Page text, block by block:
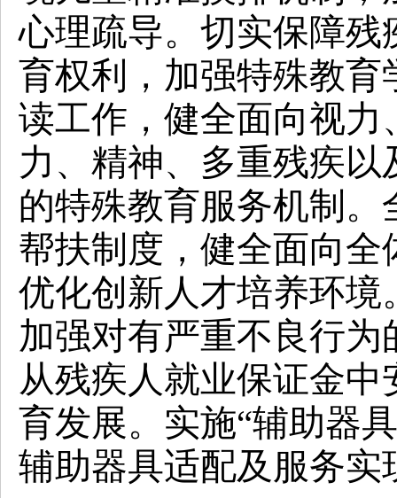
心理疏导。切实保障
育权利，加强特殊教
读工作，健全面向视
力、精神、多重残疾
的特殊教育服务机制
帮扶制度，健全面向
优化创新人才培养环
加强对有严重不良行
从残疾人就业保证金
育发展。 实施“辅助器
辅助器具适配及服务实